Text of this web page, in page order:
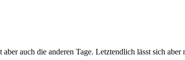
auch die anderen Tage. Letztendlich lässt sich